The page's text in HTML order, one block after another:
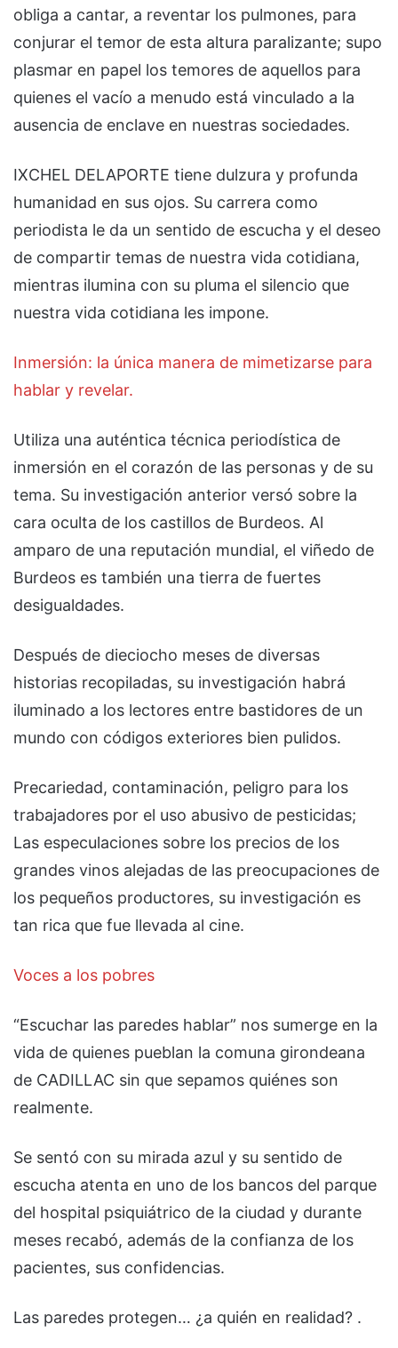
obliga a cantar, a reventar los pulmones, para
conjurar el temor de esta altura paralizante; supo
plasmar en papel los temores de aquellos para
quienes el vacío a menudo está vinculado a la
ausencia de enclave en nuestras sociedades.
IXCHEL DELAPORTE tiene dulzura y profunda
humanidad en sus ojos. Su carrera como
periodista le da un sentido de escucha y el deseo
de compartir temas de nuestra vida cotidiana,
mientras ilumina con su pluma el silencio que
nuestra vida cotidiana les impone.
Inmersión: la única manera de mimetizarse para
hablar y revelar.
Utiliza una auténtica técnica periodística de
inmersión en el corazón de las personas y de su
tema. Su investigación anterior versó sobre la
cara oculta de los castillos de Burdeos. Al
amparo de una reputación mundial, el viñedo de
Burdeos es también una tierra de fuertes
desigualdades.
Después de dieciocho meses de diversas
historias recopiladas, su investigación habrá
iluminado a los lectores entre bastidores de un
mundo con códigos exteriores bien pulidos.
Precariedad, contaminación, peligro para los
trabajadores por el uso abusivo de pesticidas;
Las especulaciones sobre los precios de los
grandes vinos alejadas de las preocupaciones de
los pequeños productores, su investigación es
tan rica que fue llevada al cine.
Voces a los pobres
“Escuchar las paredes hablar” nos sumerge en la
vida de quienes pueblan la comuna girondeana
de CADILLAC sin que sepamos quiénes son
realmente.
Se sentó con su mirada azul y su sentido de
escucha atenta en uno de los bancos del parque
del hospital psiquiátrico de la ciudad y durante
meses recabó, además de la confianza de los
pacientes, sus confidencias.
Las paredes protegen… ¿a quién en realidad? .